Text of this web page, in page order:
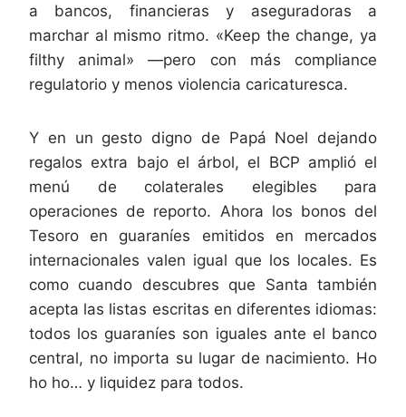
a bancos, financieras y aseguradoras a
marchar al mismo ritmo. «Keep the change, ya
filthy animal» —pero con más compliance
regulatorio y menos violencia caricaturesca.
Y en un gesto digno de Papá Noel dejando
regalos extra bajo el árbol, el BCP amplió el
menú de colaterales elegibles para
operaciones de reporto. Ahora los bonos del
Tesoro en guaraníes emitidos en mercados
internacionales valen igual que los locales. Es
como cuando descubres que Santa también
acepta las listas escritas en diferentes idiomas:
todos los guaraníes son iguales ante el banco
central, no importa su lugar de nacimiento. Ho
ho ho… y liquidez para todos.